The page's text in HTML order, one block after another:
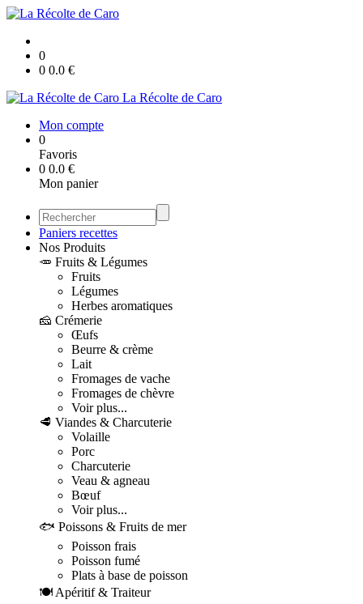
0
0 0.0 €
La Récolte de Caro
Mon compte
0
Favoris
0 0.0 €
Mon panier
Paniers recettes
Nos Produits
🥕 Fruits & Légumes
Fruits
Légumes
Herbes aromatiques
🧀 Crémerie
Œufs
Beurre & crème
Lait
Fromages de vache
Fromages de chèvre
Voir plus...
🥩 Viandes & Charcuterie
Volaille
Porc
Charcuterie
Veau & agneau
Bœuf
Voir plus...
🐟 Poissons & Fruits de mer
Poisson frais
Poisson fumé
Plats à base de poisson
🍽️ Apéritif & Traiteur